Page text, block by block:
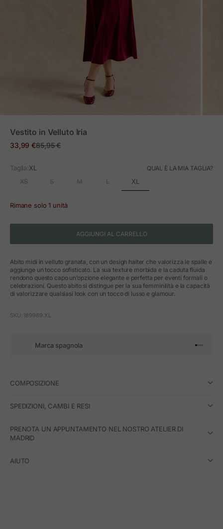
Vestito in Velluto Iria
Prezzo in offerta
33,99 €Prezzo normale
85,95 €
Taglia:XL QUAL È LA MIA TAGLIA?
XS S M L XL
Rimane solo 1 unità
AGGIUNGI AL CARRELLO
Abito midi in velluto granata, con un design halter che valorizza le spalle e
aggiunge un tocco sofisticato. La sua texture morbida e la caduta fluida
rendono questo capo un’opzione elegante e perfetta per eventi formali o
celebrazioni. Questo abito si distingue per la sua femminilità e la capacità
di valorizzare qualsiasi look con un tocco di lusso e glamour.
SKU: 189989.XL
Marca spagnola Vai
Vai
Vai
Vai
COMPOSIZIONE
SPEDIZIONI, CAMBI E RESI
PRENOTA UN APPUNTAMENTO NEL NOSTRO ATELIER DI
MADRID
AIUTO